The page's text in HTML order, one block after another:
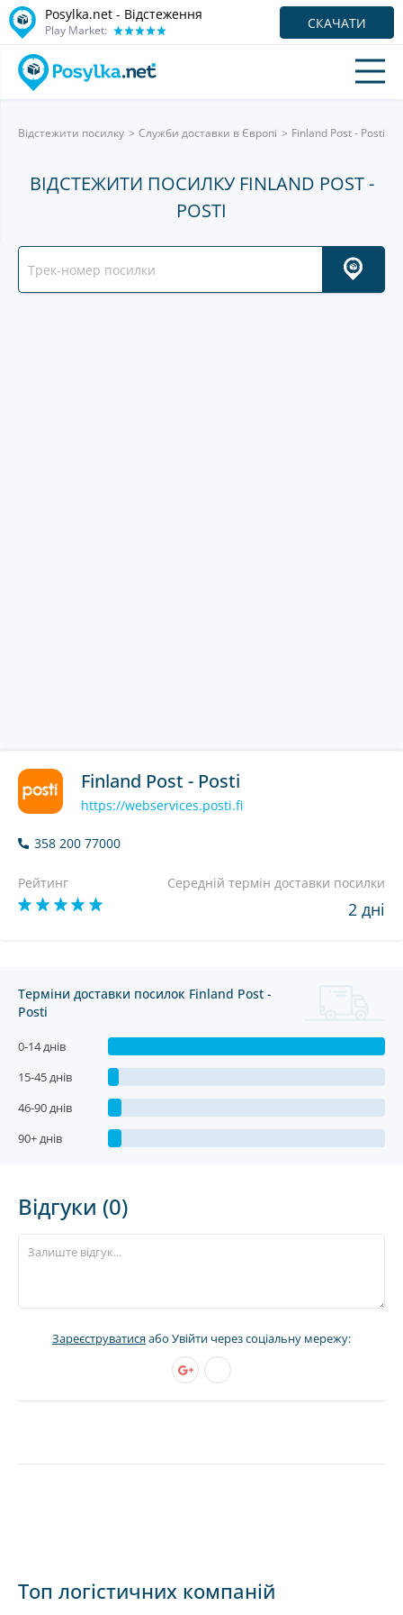
Posylka.net - Відстеження
Play Market: СКАЧАТИ
Відстежити посилку Служби доставки в Європі Finland Post - Posti
ВІДСТЕЖИТИ ПОСИЛКУ FINLAND POST -
POSTI
Finland Post - Posti
https://webservices.posti.fi
358 200 77000
Рейтинг Середній термін доставки посилки
2 дні
Терміни доставки посилок Finland Post -
Posti
0-14 днів
15-45 днів
46-90 днів
90+ днів
Відгуки (0)
Зареєструватисяабо Увійти через соціальну мережу:
Топ логістичних компаній